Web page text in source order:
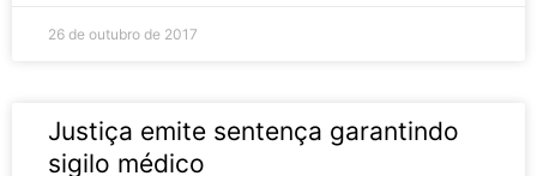
26 de outubro de 2017
Justiça emite sentença garantindo
sigilo médico